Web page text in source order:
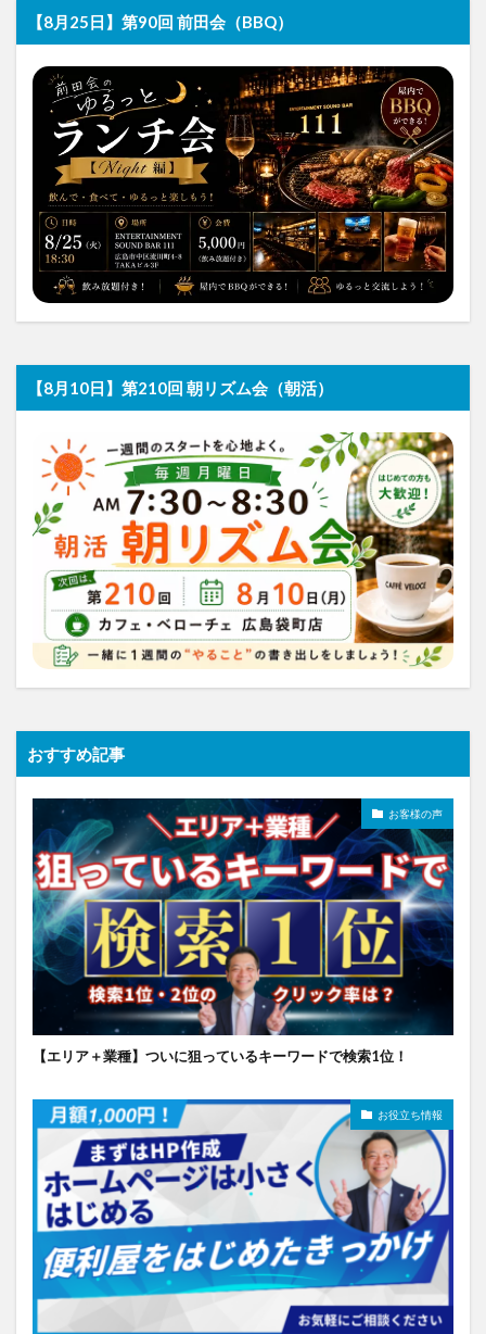
【8月25日】第90回 前田会（BBQ）
【8月10日】第210回 朝リズム会（朝活）
おすすめ記事
お客様の声
【エリア＋業種】ついに狙っているキーワードで検索1位！
お役立ち情報